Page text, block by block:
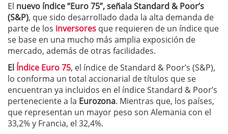
El nuevo índice “Euro 75”, señala Standard & Poor’s
(S&P), que sido desarrollado dada la alta demanda de
parte de los inversores que requieren de un índice que
se base en una mucho más amplia exposición de
mercado, además de otras facilidades.
El Índice Euro 75, el índice de Standard & Poor’s (S&P),
lo conforma un total accionarial de títulos que se
encuentran ya incluidos en el índice Standard & Poor’s
perteneciente a la Eurozona. Mientras que, los países,
que representan un mayor peso son Alemania con el
33,2% y Francia, el 32,4%.